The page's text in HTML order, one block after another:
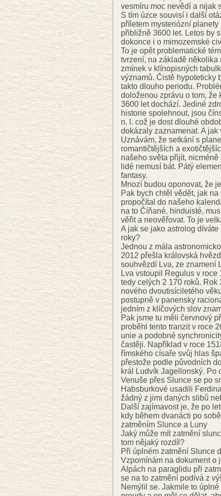
vesmíru moc nevědí a nijak
S tím úzce souvisí i další
příletem mysteriózní
přibližně 3600 let. Letos by
dokonce i o mimozemské
To je opět problematické
tvrzení, na základě
zmínek v klínopisných
významů. Čistě hypoteticky
takto dlouho periodu.
doloženou zprávu o tom, že
3600 let dochází. Jediné
historie spolehnout, jsou
n. l. což je dost dlouhé
dokázaly zaznamenat. A
Uznávám, že setkání s
romantičtějších a
našeho světa přijít,
lidé nemusí bát. Pátý
fantasy.
Mnozí budou oponovat, že
Pak bych chtěl vědět, jak
propočítal do našeho
na to Číňané, hinduisté,
věřit a neověřovat. To je
A jak se jako astrolog
roky?
Jednou z mála
2012 přešla královská
souhvězdí Lva, ze znamení
Lva vstoupil Regulus v
tedy celých 2 170 roků. Rok
nového dvoutisíciletého
postupně v panensky
jedním z klíčových slov
Pak jsme tu měli červnový
proběhl tento tranzit v roce
unie a podobné
častěji. Například v roce
římského císaře svůj hlas
přestože podle původních
král Ludvík Jagellonský. Po
Venuše přes Slunce se po
Habsburkové usadili
žádný z jimi daných slibů
Další zajímavost je, že po
kdy během dvanácti po
zatměním Slunce a Luny
Jaký může mít zatmění
tom nějaký rozdíl?
Při úplném zatmění Slunce
Vzpomínám na dokument o
Alpách na paraglidu při
se na to zatmění podívá z
Nemýlil se. Jakmile to